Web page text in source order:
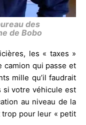
des
de Bobo
les « taxes »
camion qui passe et
mille qu’il faudrait
si votre véhicule est
au niveau de la
trop pour leur « petit